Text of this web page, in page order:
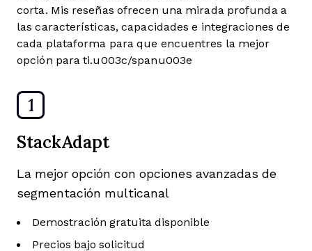
corta. Mis reseñas ofrecen una mirada profunda a
las características, capacidades e integraciones de
cada plataforma para que encuentres la mejor
opción para ti.u003c/spanu003e
1
StackAdapt
La mejor opción con opciones avanzadas de
segmentación multicanal
Demostración gratuita disponible
Precios bajo solicitud